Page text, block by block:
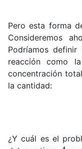
Pero esta forma
Consideremos
Podríamos
reacción como
concentración
la cantidad:
¿Y cuál es el A